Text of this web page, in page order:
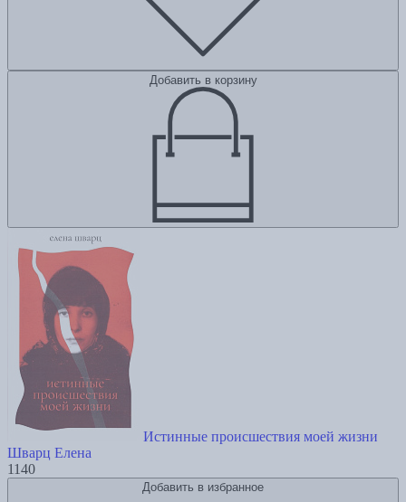
Добавить в корзину
Истинные происшествия моей жизни
Шварц Елена
1140
Добавить в избранное